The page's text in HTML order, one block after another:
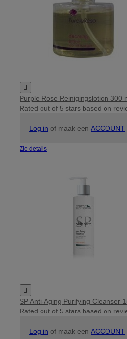

Purple Rose Reinigingslotion 300
Rated out of 5 stars based on
Log in of maak een ACCOUNT
Zie details

SP Anti-Aging Purifying Cleanser
Rated out of 5 stars based on
Log in of maak een ACCOUNT